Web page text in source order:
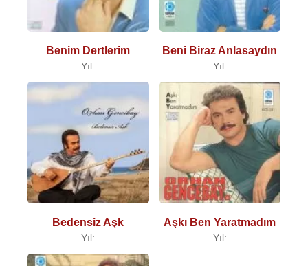
Benim Dertlerim
Yıl:
Beni Biraz Anlasaydın
Yıl:
Bedensiz Aşk
Yıl:
Aşkı Ben Yaratmadım
Yıl: